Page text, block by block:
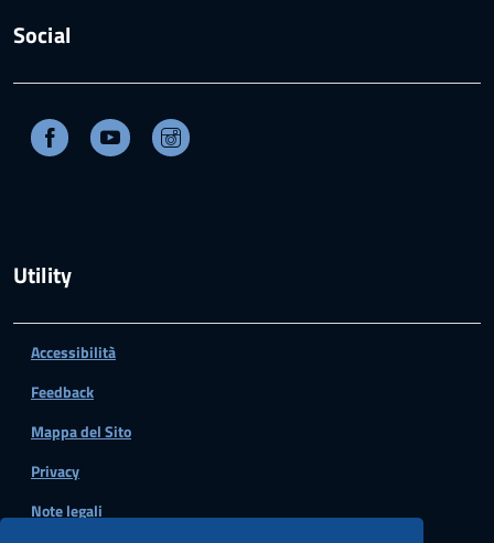
Social
Facebook Youtube
Utility
Accessibilità
Feedback
Mappa del Sito
Privacy
Note legali